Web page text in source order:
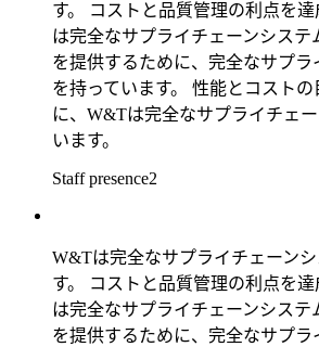
す。 コストと品質管理の利点を
は完全なサプライチェーンシステ
を提供するために、完全なサプラ
を持っています。 性能とコスト
に、W&Tは完全なサプライチェ
います。
Staff presence2
W&Tは完全なサプライチェーン
す。 コストと品質管理の利点を
は完全なサプライチェーンシステ
を提供するために、完全なサプラ